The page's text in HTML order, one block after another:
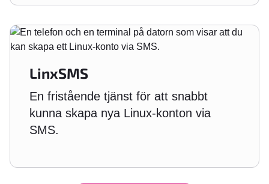
LinxSMS
En fristående tjänst för att snabbt
kunna skapa nya Linux-konton via
SMS.